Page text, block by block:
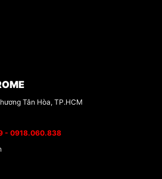
Tân Hòa, TP.HCM
- 0918.060.838